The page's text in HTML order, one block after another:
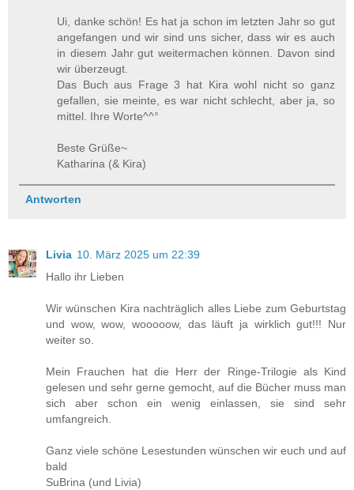
Ui, danke schön! Es hat ja schon im letzten Jahr so gut
angefangen und wir sind uns sicher, dass wir es auch
in diesem Jahr gut weitermachen können. Davon sind
wir überzeugt.
Das Buch aus Frage 3 hat Kira wohl nicht so ganz
gefallen, sie meinte, es war nicht schlecht, aber ja, so
mittel. Ihre Worte^^°
Beste Grüße~
Katharina (& Kira)
Antworten
Livia 10. März 2025 um 22:39
Hallo ihr Lieben
Wir wünschen Kira nachträglich alles Liebe zum Geburtstag
und wow, wow, wooooow, das läuft ja wirklich gut!!! Nur
weiter so.
Mein Frauchen hat die Herr der Ringe-Trilogie als Kind
gelesen und sehr gerne gemocht, auf die Bücher muss man
sich aber schon ein wenig einlassen, sie sind sehr
umfangreich.
Ganz viele schöne Lesestunden wünschen wir euch und auf
bald
SuBrina (und Livia)